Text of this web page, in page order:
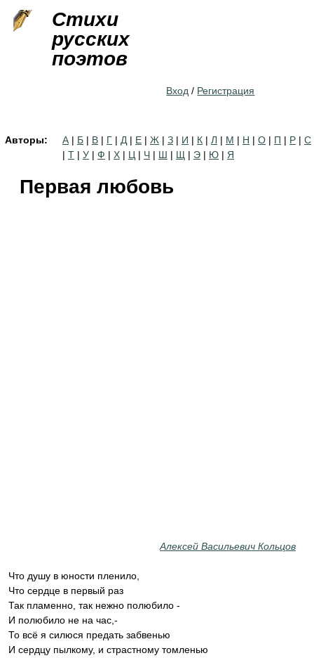
Стихи
русских
поэтов
Вход / Регистрация
Авторы: А | Б | В | Г | Д | Е | Ж | З | И | К | Л | М | Н | О | П | Р | С
| Т | У | Ф | Х | Ц | Ч | Ш | Щ | Э | Ю | Я
Первая любовь
Алексей Васильевич Кольцов
Что душу в юности пленило,
Что сердце в первый раз
Так пламенно, так нежно полюбило -
И полюбило не на час,-
То всё я силюся предать забвенью
И сердцу пылкому, и страстному томленью